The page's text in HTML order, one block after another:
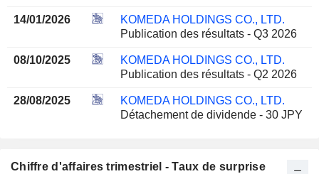
14/01/2026
KOMEDA HOLDINGS CO., LTD.
Publication des résultats - Q3 2026
08/10/2025
KOMEDA HOLDINGS CO., LTD.
Publication des résultats - Q2 2026
28/08/2025
KOMEDA HOLDINGS CO., LTD.
Détachement de dividende - 30 JPY
Chiffre d'affaires trimestriel - Taux de surprise